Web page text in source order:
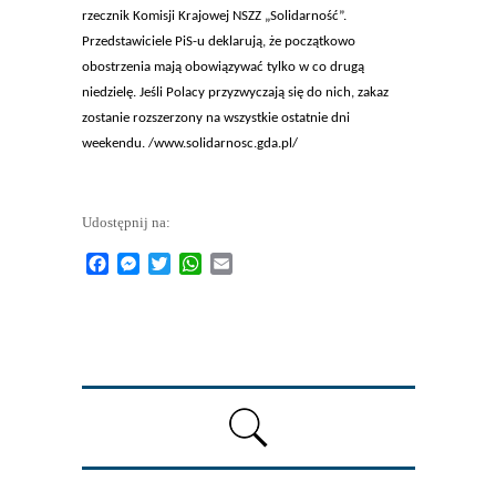
rzecznik Komisji Krajowej NSZZ „Solidarność”.
Przedstawiciele PiS-u deklarują, że początkowo
obostrzenia mają obowiązywać tylko w co drugą
niedzielę. Jeśli Polacy przyzwyczają się do nich, zakaz
zostanie rozszerzony na wszystkie ostatnie dni
weekendu. /www.solidarnosc.gda.pl/
Udostępnij na:
FacebookMessenger
TwitterWhatsApp